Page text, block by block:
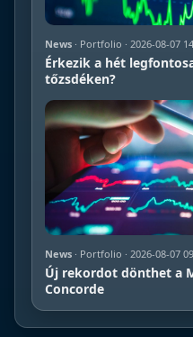
News · Portfolio · 2026-08-07
Érkezik a hét
tőzsdéken?
News · Portfolio · 2026-08-07
Új rekordot dönthet a
Concorde